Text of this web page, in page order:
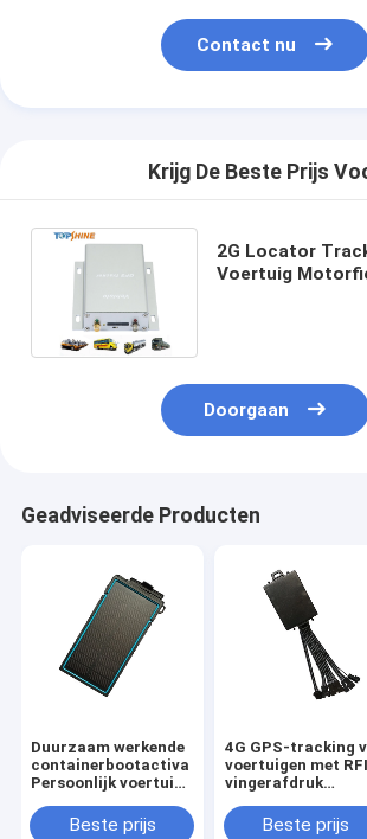
Contact nu
Krijg De Beste Prijs
2G Locator
Voertuig
Doorgaan
Geadviseerde Producten
Duurzaam werkende
containerbootactiva
Persoonlijk voertuig
volgapparatuur
Beste prijs
4G GPS-tracking
voertuigen met
vingerafdruk
bestuurder-ID
Beste prijs